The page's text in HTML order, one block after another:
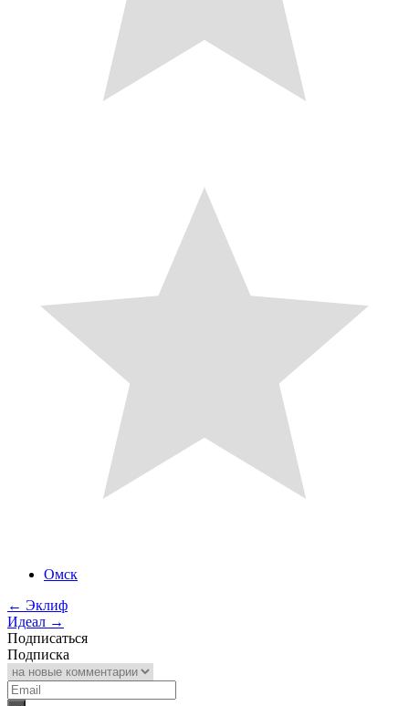
Омск
← Эклиф
Идеал →
Подписаться
Подписка